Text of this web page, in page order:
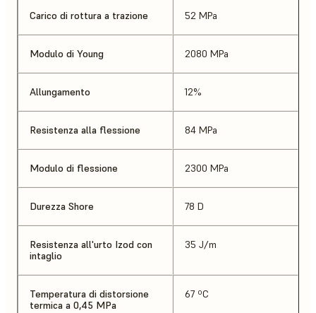
Carico di rottura a trazione 52 MPa
Modulo di Young 2080 MPa
Allungamento 12%
Resistenza alla flessione 84 MPa
Modulo di flessione 2300 MPa
Durezza Shore 78 D
Resistenza all'urto Izod con
intaglio
35 J/m
Temperatura di distorsione
termica a 0,45 MPa
67 ºC